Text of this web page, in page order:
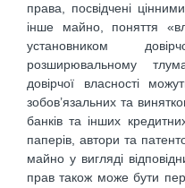
права, посвідчені
інше майно, поняття
установником
розширювальному
довірчої власності
зобов’язальних та
банків та інших
паперів, автори та
майно у вигляді
прав також може бути